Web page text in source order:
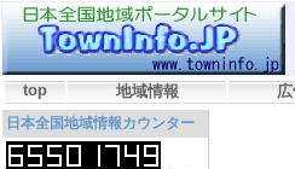
top 地域情報
日本全国地域情報カウンター